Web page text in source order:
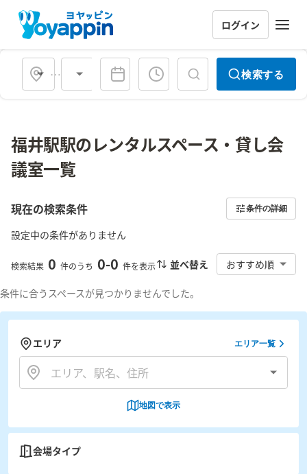
ログイン
会場タイプ 検索する
福井駅駅のレンタルスペース・貸し会
議室一覧
現在の検索条件 条件の詳細
設定中の条件がありません
検索結果 0 件のうち 0-0 件を表示 並べ替え おすすめ順
条件に合うスペースが見つかりませんでした。
エリア エリア一覧
地図で表示
会場タイプ